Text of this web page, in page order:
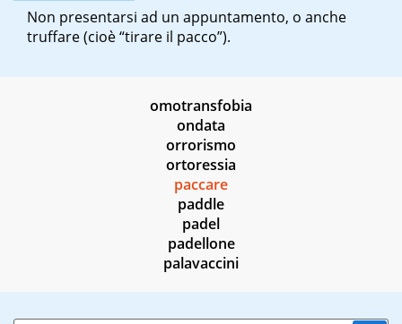
Non presentarsi ad un appuntamento, o anche
truffare (cioè “tirare il pacco”).
omotransfobia
ondata
orrorismo
ortoressia
paccare
paddle
padel
padellone
palavaccini